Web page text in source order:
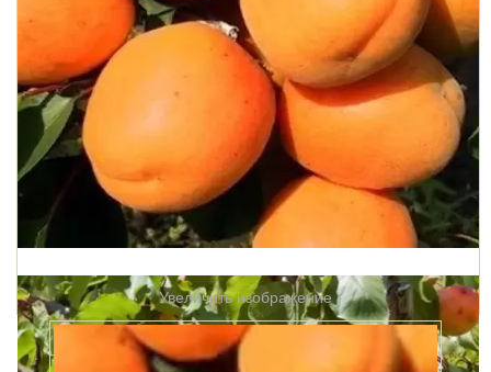
Увеличить изображение